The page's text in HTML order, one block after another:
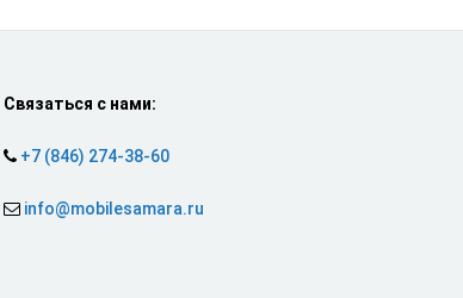
Связаться с нами:
+7 (846) 274-38-60
info@mobilesamara.ru